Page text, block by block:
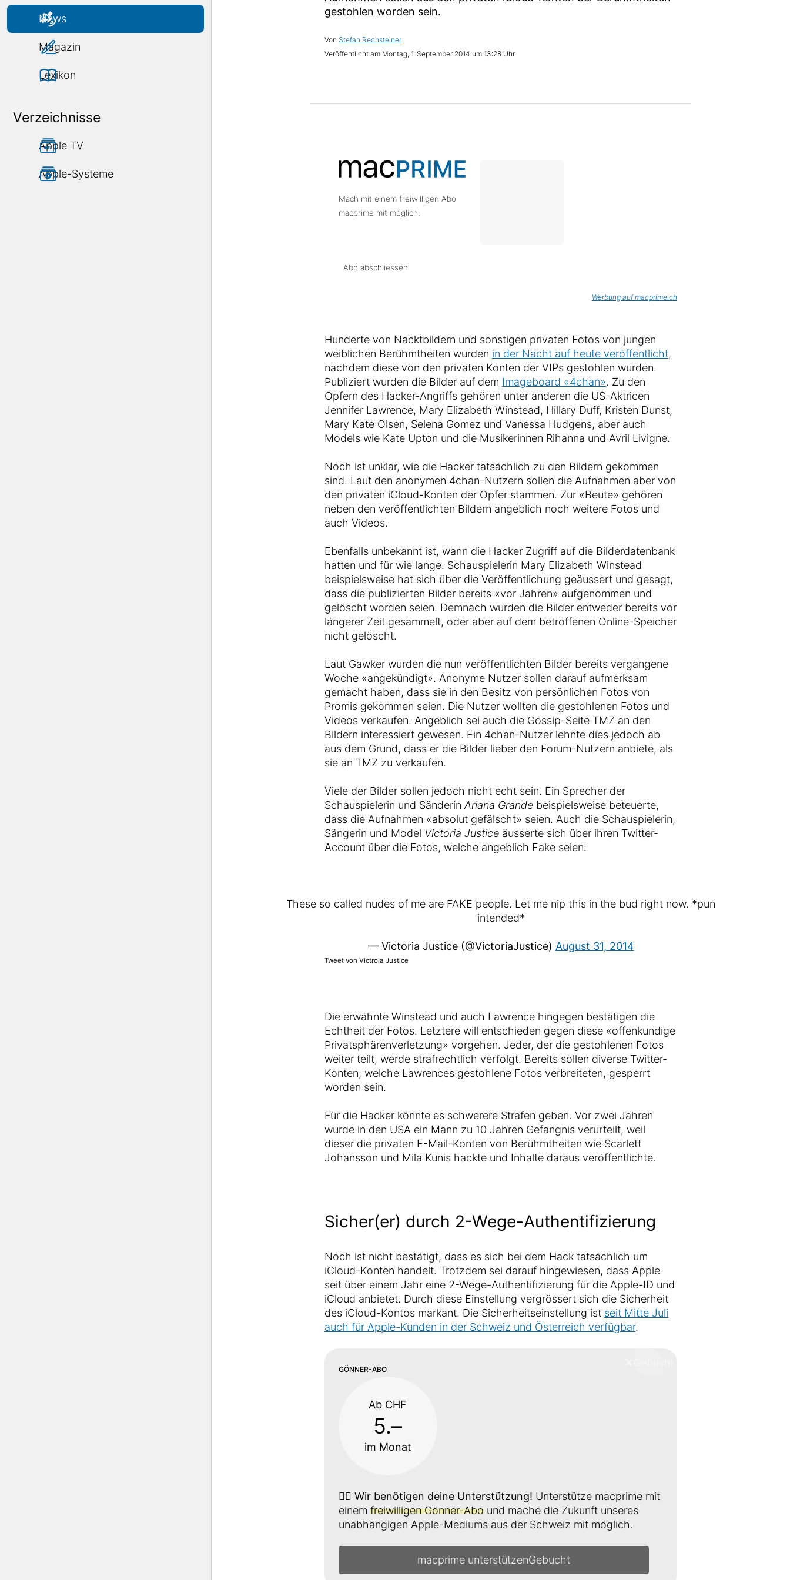
News
Magazin
Lexikon
Verzeichnisse
Apple TV
Apple-Systeme
gestohlen worden sein.
Stefan Rechsteiner
Montag, 1. September 2014 um 13:28 Uhr
Mach mit einem freiwilligen Abo
macprime mit möglich.
Abo abschliessen
Werbung auf macprime.ch
Hunderte von Nacktbildern und sonstigen privaten Fotos von jungen
weiblichen Berühmtheiten wurden in der Nacht auf heute veröffentlicht,
nachdem diese von den privaten Konten der VIPs gestohlen wurden.
Publiziert wurden die Bilder auf dem Imageboard «4chan». Zu den
Opfern des Hacker-Angriffs gehören unter anderen die US-Aktricen
Jennifer Lawrence, Mary Elizabeth Winstead, Hillary Duff, Kristen Dunst,
Mary Kate Olsen, Selena Gomez und Vanessa Hudgens, aber auch
Models wie Kate Upton und die Musikerinnen Rihanna und Avril Livigne.
Noch ist unklar, wie die Hacker tatsächlich zu den Bildern gekommen
sind. Laut den anonymen 4chan-Nutzern sollen die Aufnahmen aber von
den privaten iCloud-Konten der Opfer stammen. Zur «Beute» gehören
neben den veröffentlichten Bildern angeblich noch weitere Fotos und
auch Videos.
Ebenfalls unbekannt ist, wann die Hacker Zugriff auf die Bilderdatenbank
hatten und für wie lange. Schauspielerin Mary Elizabeth Winstead
beispielsweise hat sich über die Veröffentlichung geäussert und gesagt,
dass die publizierten Bilder bereits «vor Jahren» aufgenommen und
gelöscht worden seien. Demnach wurden die Bilder entweder bereits vor
längerer Zeit gesammelt, oder aber auf dem betroffenen Online-Speicher
nicht gelöscht.
Laut Gawker wurden die nun veröffentlichten Bilder bereits vergangene
Woche «angekündigt». Anonyme Nutzer sollen darauf aufmerksam
gemacht haben, dass sie in den Besitz von persönlichen Fotos von
Promis gekommen seien. Die Nutzer wollten die gestohlenen Fotos und
Videos verkaufen. Angeblich sei auch die Gossip-Seite TMZ an den
Bildern interessiert gewesen. Ein 4chan-Nutzer lehnte dies jedoch ab
aus dem Grund, dass er die Bilder lieber den Forum-Nutzern anbiete, als
sie an TMZ zu verkaufen.
Viele der Bilder sollen jedoch nicht echt sein. Ein Sprecher der
Schauspielerin und Sänderin Ariana Grandebeispielsweise beteuerte,
dass die Aufnahmen «absolut gefälscht» seien. Auch die Schauspielerin,
Sängerin und Model Victoria Justiceäusserte sich über ihren Twitter-
Account über die Fotos, welche angeblich Fake seien:
These so called nudes of me are FAKE people. Let me nip this in the bud right now. *pun
intended*
— Victoria Justice (@VictoriaJustice) August 31, 2014
Tweet von Victroia Justice
Die erwähnte Winstead und auch Lawrence hingegen bestätigen die
Echtheit der Fotos. Letztere will entschieden gegen diese «offenkundige
Privatsphärenverletzung» vorgehen. Jeder, der die gestohlenen Fotos
weiter teilt, werde strafrechtlich verfolgt. Bereits sollen diverse Twitter-
Konten, welche Lawrences gestohlene Fotos verbreiteten, gesperrt
worden sein.
Für die Hacker könnte es schwerere Strafen geben. Vor zwei Jahren
wurde in den USA ein Mann zu 10 Jahren Gefängnis verurteilt, weil
dieser die privaten E-Mail-Konten von Berühmtheiten wie Scarlett
Johansson und Mila Kunis hackte und Inhalte daraus veröffentlichte.
Sicher(er) durch 2-Wege-Authentifizierung
Noch ist nicht bestätigt, dass es sich bei dem Hack tatsächlich um
iCloud-Konten handelt. Trotzdem sei darauf hingewiesen, dass Apple
seit über einem Jahr eine 2-Wege-Authentifizierung für die Apple-ID und
iCloud anbietet. Durch diese Einstellung vergrössert sich die Sicherheit
des iCloud-Kontos markant. Die Sicherheitseinstellung ist seit Mitte Juli
auch für Apple-Kunden in der Schweiz und Österreich verfügbar.
GÖNNER-ABO
Ab CHF
5.–
im Monat
👉🏼 Wir benötigen deine Unterstützung! Unterstütze macprime mit
einem freiwilligen Gönner-Abound mache die Zukunft unseres
unabhängigen Apple-Mediums aus der Schweiz mit möglich.
macprime unterstützen